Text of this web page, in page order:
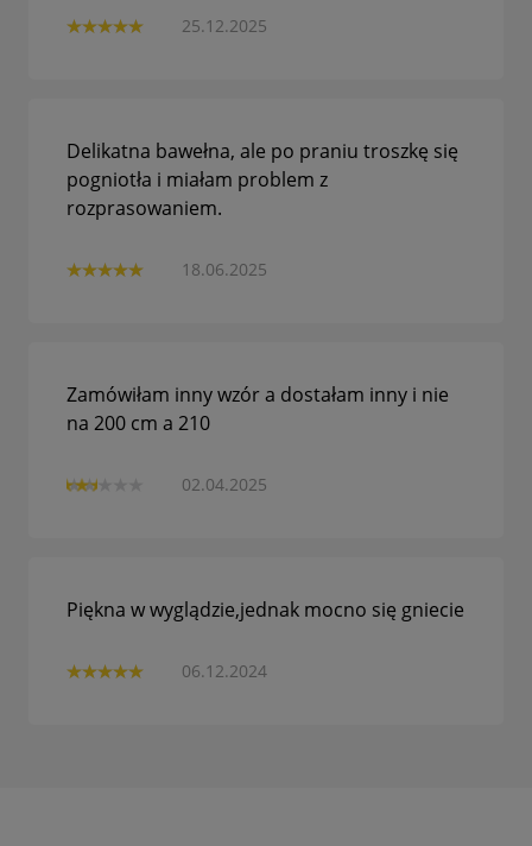
25.12.2025
18.06.2025
Delikatna bawełna, ale po praniu troszkę się
pogniotła i miałam problem z
rozprasowaniem.
02.04.2025
Zamówiłam inny wzór a dostałam inny i nie
na 200 cm a 210
06.12.2024
Piękna w wyglądzie,jednak mocno się gniecie